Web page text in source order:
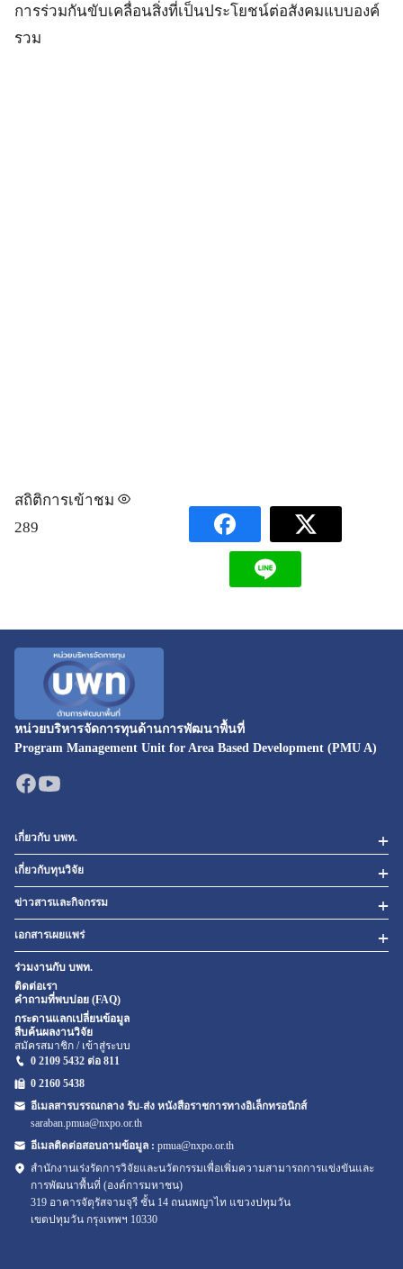
การร่วมกันขับเคลื่อนสิ่งที่เป็นประโยชน์ต่อสังคมแบบองค์
รวม
สถิติการเข้าชม
289
หน่วยบริหารจัดการทุนด้านการพัฒนาพื้นที่
Program Management Unit for Area Based Development (PMU A)
เกี่ยวกับ บพท.
เกี่ยวกับทุนวิจัย
ข่าวสารและกิจกรรม
เอกสารเผยแพร่
ร่วมงานกับ บพท.
ติดต่อเรา
คำถามที่พบบ่อย (FAQ)
กระดานแลกเปลี่ยนข้อมูล
สืบค้นผลงานวิจัย
สมัครสมาชิก / เข้าสู่ระบบ
0 2109 5432 ต่อ 811
0 2160 5438
อีเมลสารบรรณกลาง รับ-ส่ง หนังสือราชการทางอิเล็กทรอนิกส์
saraban.pmua@nxpo.or.th
อีเมลติดต่อสอบถามข้อมูล : pmua@nxpo.or.th
สำนักงานเร่งรัดการวิจัยและนวัตกรรมเพื่อเพิ่มความสามารถการแข่งขันและ
การพัฒนาพื้นที่ (องค์การมหาชน)
319 อาคารจัตุรัสจามจุรี ชั้น 14 ถนนพญาไท แขวงปทุมวัน
เขตปทุมวัน กรุงเทพฯ 10330